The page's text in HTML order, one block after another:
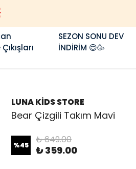
SEZON SONU DEV
İNDİRİM 😍🥳
LUNA KİDS STORE
Bear Çizgili Takım Mavi
%45 ₺ 649.00
₺ 359.00